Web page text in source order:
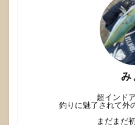
み
超インド
釣りに魅了されて外
まだまだ